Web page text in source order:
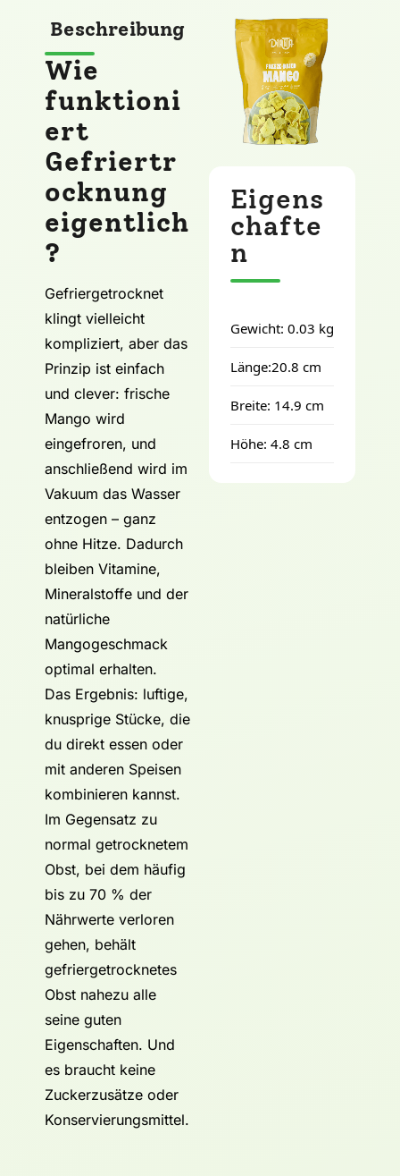
Beschreibung
Wie
funktioni
ert
Gefriertr
ocknung
eigentlich
?
Gefriergetrocknet
klingt vielleicht
kompliziert, aber das
Prinzip ist einfach
und clever: frische
Mango wird
eingefroren, und
anschließend wird im
Vakuum das Wasser
entzogen – ganz
ohne Hitze. Dadurch
bleiben Vitamine,
Mineralstoffe und der
natürliche
Mangogeschmack
optimal erhalten.
Das Ergebnis: luftige,
knusprige Stücke, die
du direkt essen oder
mit anderen Speisen
kombinieren kannst.
Im Gegensatz zu
normal getrocknetem
Obst, bei dem häufig
bis zu 70 % der
Nährwerte verloren
gehen, behält
gefriergetrocknetes
Obst nahezu alle
seine guten
Eigenschaften. Und
es braucht keine
Zuckerzusätze oder
Konservierungsmittel.
Eigens
chafte
n
Gewicht: 0.03 kg
Länge:20.8 cm
Breite: 14.9 cm
Höhe: 4.8 cm